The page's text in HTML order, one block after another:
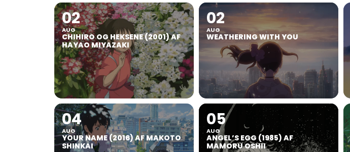
02
AUG
CHIHIRO OG HEKSENE (2001) AF
HAYAO MIYAZAKI
02
AUG
WEATHERING WITH YOU
04
AUG
YOUR NAME (2016) AF MAKOTO
SHINKAI
05
AUG
ANGEL’S EGG (1985) AF
MAMORU OSHII